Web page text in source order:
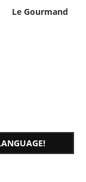
Le Gourmand